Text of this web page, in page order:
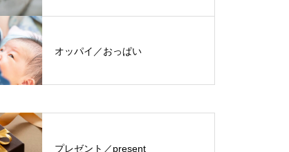
オッパイ／おっぱい
プレゼント／present